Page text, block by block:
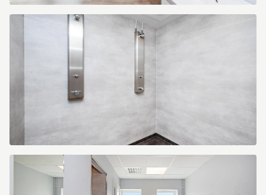
Tunbytorpsgatan
Tunbytorpsgatan